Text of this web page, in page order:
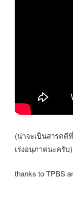
(น่าจะเป็นสารคดี
เร่งอนุภาคนะครับ)
thanks to TPBS